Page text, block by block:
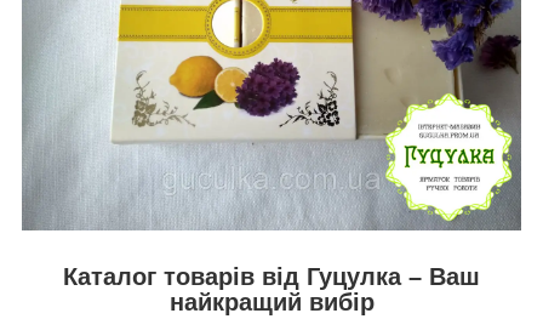
Каталог товарів від Гуцулка – Ваш
найкращий вибір